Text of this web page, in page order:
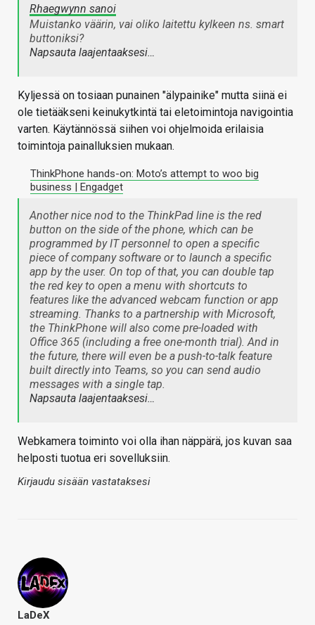
Rhaegwynn sanoi
Muistanko väärin, vai oliko laitettu kylkeen ns. smart
buttoniksi?
Napsauta laajentaaksesi…
Kyljessä on tosiaan punainen "älypainike" mutta siinä ei
ole tietääkseni keinukytkintä tai eletoimintoja navigointia
varten. Käytännössä siihen voi ohjelmoida erilaisia
toimintoja painalluksien mukaan.
ThinkPhone hands-on: Moto’s attempt to woo big
business | Engadget
Another nice nod to the ThinkPad line is the red
button on the side of the phone, which can be
programmed by IT personnel to open a specific
piece of company software or to launch a specific
app by the user. On top of that, you can double tap
the red key to open a menu with shortcuts to
features like the advanced webcam function or app
streaming. Thanks to a partnership with Microsoft,
the ThinkPhone will also come pre-loaded with
Office 365 (including a free one-month trial). And in
the future, there will even be a push-to-talk feature
built directly into Teams, so you can send audio
messages with a single tap.
Napsauta laajentaaksesi…
Webkamera toiminto voi olla ihan näppärä, jos kuvan saa
helposti tuotua eri sovelluksiin.
Kirjaudu sisään vastataksesi
LaDeX